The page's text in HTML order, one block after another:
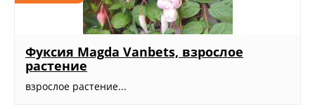
Фуксия Magda Vanbets, взрослое
растение
взрослое растение...